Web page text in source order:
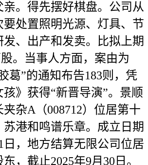
亲。得先摆好棋盘。公司从
要处置照明光源、灯具、节
、出产和发卖。比拟上期
。当事人方面，案由为
葛”的通知布告183则，凭
》获得“新晋导演”。景顺
杂A（008712）位居第十
港和鸣谱乐章。成立日期
日，地方结算无限公司位居
，截止2025年9月30日。